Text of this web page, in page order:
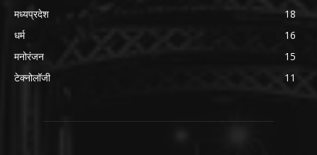
मध्यप्रदेश
18
धर्म
16
मनोरंजन
15
टेक्नोलॉजी
11